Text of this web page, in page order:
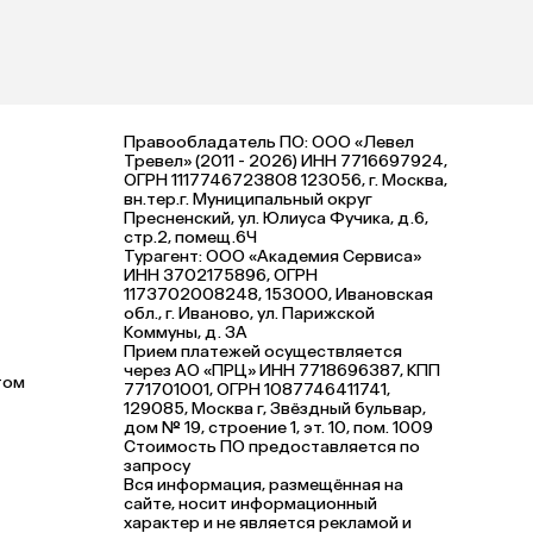
Правообладатель ПО: ООО «Левел
Тревел» (2011 - 2026) ИНН 7716697924,
ОГРН 1117746723808 123056, г. Москва,
вн.тер.г. Муниципальный округ
Пресненский, ул. Юлиуса Фучика, д.6,
стр.2, помещ.6Ч
Турагент: ООО «Академия Сервиса»
ИНН 3702175896, ОГРН
1173702008248, 153000, Ивановская
обл., г. Иваново, ул. Парижской
Коммуны, д. ЗА
Прием платежей осуществляется
через АО «ПРЦ» ИНН 7718696387, КПП
771701001, ОГРН 1087746411741,
129085, Москва г, Звёздный бульвар,
дом № 19, строение 1, эт. 10, пом. 1009
Стоимость ПО предоставляется по
запросу
Вся информация, размещённая на
сайте, носит информационный
характер и не является рекламой и